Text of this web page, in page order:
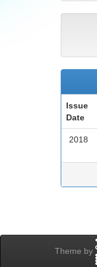
Issue
Date
2018
Theme by